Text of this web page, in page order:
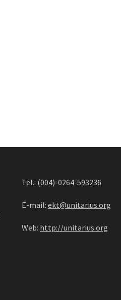
Tel.: (004)-0264-593236
E-mail: ekt@unitarius.org
Web: http://unitarius.org